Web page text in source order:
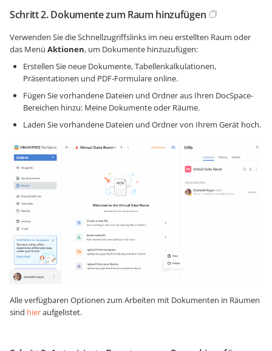
Schritt 2. Dokumente zum Raum hinzufügen
Verwenden Sie die Schnellzugriffslinks im neu erstellten Raum oder
das Menü Aktionen, um Dokumente hinzuzufügen:
Erstellen Sie neue Dokumente, Tabellenkalkulationen,
Präsentationen und PDF-Formulare online.
Fügen Sie vorhandene Dateien und Ordner aus Ihren DocSpace-
Bereichen hinzu: Meine Dokumente oder Räume.
Laden Sie vorhandene Dateien und Ordner von Ihrem Gerät hoch.
Alle verfügbaren Optionen zum Arbeiten mit Dokumenten in Räumen
sind hieraufgelistet.